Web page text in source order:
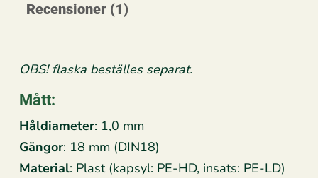
Recensioner (1)
OBS! flaska beställes separat.
Mått:
Håldiameter: 1,0 mm
Gängor: 18 mm (DIN18)
Material: Plast (kapsyl: PE-HD, insats: PE-LD)